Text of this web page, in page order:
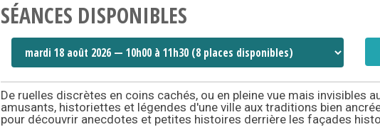
SÉANCES DISPONIBLES
De ruelles discrètes en coins cachés, ou en pleine vue mais invisibles
amusants, historiettes et légendes d'une ville aux traditions bien
pour découvrir anecdotes et petites histoires derrière les façades